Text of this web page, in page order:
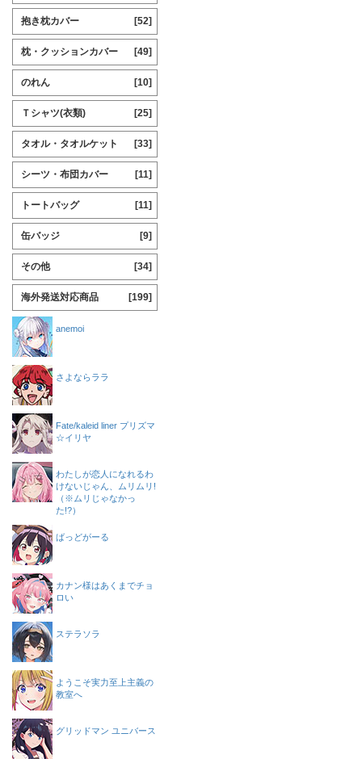
抱き枕カバー [52]
枕・クッションカバー [49]
のれん [10]
Ｔシャツ(衣類) [25]
タオル・タオルケット [33]
シーツ・布団カバー [11]
トートバッグ [11]
缶バッジ [9]
その他 [34]
海外発送対応商品 [199]
anemoi
さよならララ
Fate/kaleid liner プリズマ
☆イリヤ
わたしが恋人になれるわ
けないじゃん、ムリムリ!
（※ムリじゃなかっ
た!?）
ばっどがーる
カナン様はあくまでチョ
ロい
ステラソラ
ようこそ実力至上主義の
教室へ
グリッドマン ユニバース